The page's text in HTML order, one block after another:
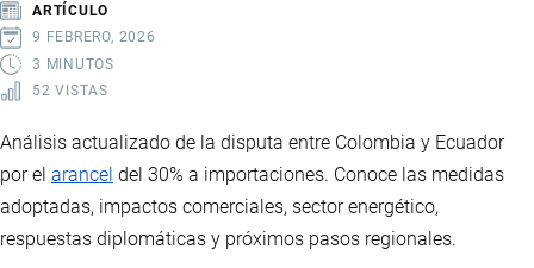
ARTÍCULO
9 FEBRERO, 2026
3 MINUTOS
52 VISTAS
Análisis actualizado de la disputa entre Colombia y Ecuador
por el arancel del 30% a importaciones. Conoce las medidas
adoptadas, impactos comerciales, sector energético,
respuestas diplomáticas y próximos pasos regionales.